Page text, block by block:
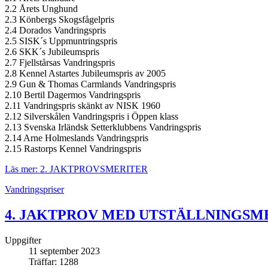
2.2 Årets Unghund
2.3 Könbergs Skogsfågelpris
2.4 Dorados Vandringspris
2.5 SISK´s Uppmuntringspris
2.6 SKK´s Jubileumspris
2.7 Fjellstårsas Vandringspris
2.8 Kennel Astartes Jubileumspris av 2005
2.9 Gun & Thomas Carmlands Vandringspris
2.10 Bertil Dagermos Vandringspris
2.11 Vandringspris skänkt av NISK 1960
2.12 Silverskålen Vandringspris i Öppen klass
2.13 Svenska Irländsk Setterklubbens Vandringspris
2.14 Arne Holmeslands Vandringspris
2.15 Rastorps Kennel Vandringspris
Läs mer: 2. JAKTPROVSMERITER
Vandringspriser
4. JAKTPROV MED
Uppgifter
11 september 2023
Träffar: 1288